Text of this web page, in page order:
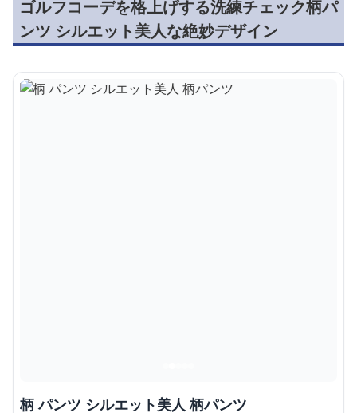
ゴルフコーデを格上げする洗練チェック柄パ
ンツ シルエット美人な絶妙デザイン
柄 パンツ シルエット美人 柄パンツ